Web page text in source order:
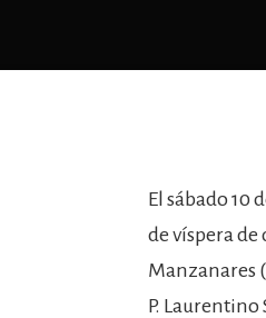
El sábado 10
de víspera
Manzanares
P. Laurentino